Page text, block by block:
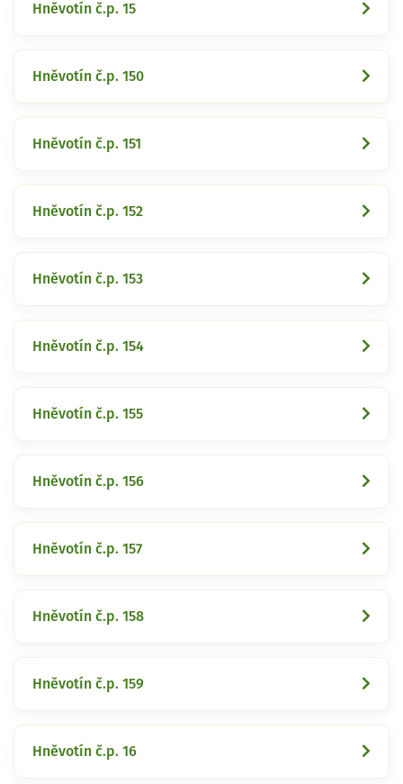
Hněvotín č.p. 15
Hněvotín č.p. 150
Hněvotín č.p. 151
Hněvotín č.p. 152
Hněvotín č.p. 153
Hněvotín č.p. 154
Hněvotín č.p. 155
Hněvotín č.p. 156
Hněvotín č.p. 157
Hněvotín č.p. 158
Hněvotín č.p. 159
Hněvotín č.p. 16